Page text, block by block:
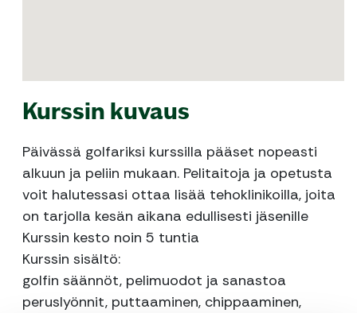
Kurssin kuvaus
Päivässä golfariksi kurssilla pääset nopeasti
alkuun ja peliin mukaan. Pelitaitoja ja opetusta
voit halutessasi ottaa lisää tehoklinikoilla, joita
on tarjolla kesän aikana edullisesti jäsenille
Kurssin kesto noin 5 tuntia
Kurssin sisältö:
golfin säännöt, pelimuodot ja sanastoa
peruslyönnit, puttaaminen, chippaaminen,